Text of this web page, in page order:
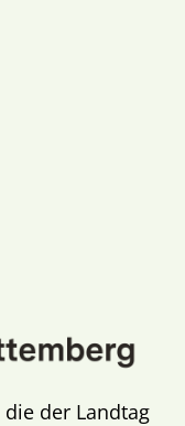
der Landtag